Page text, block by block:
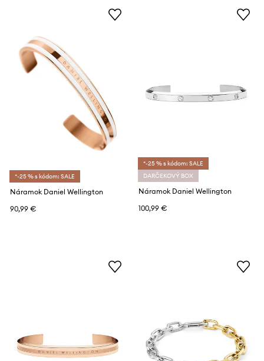
*-25 % s kódom: SALE
Náramok Daniel Wellington
90,99 €
*-25 % s kódom: SALE
DARČEKOVÝ BOX
Náramok Daniel Wellington
100,99 €